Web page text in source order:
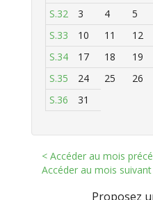
S.32
3 4 5
S.33
10 11 12
S.34
17 18 19
S.35
24 25 26
S.36
31
< Accéder au mois
Accéder au mois
Proposez